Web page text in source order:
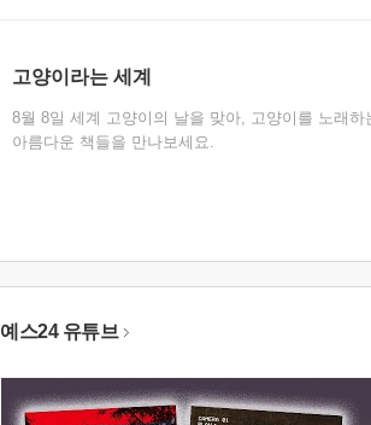
고양이라는 세계
8월 8일 세계 고양이의 날을 맞아, 고양이를 노래하
아름다운 책들을 만나보세요.
예스24 유튜브